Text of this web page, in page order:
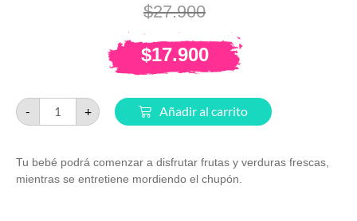
$27.900
$17.900
- + Añadir al carrito
Tu bebé podrá comenzar a disfrutar frutas y verduras frescas,
mientras se entretiene mordiendo el chupón.